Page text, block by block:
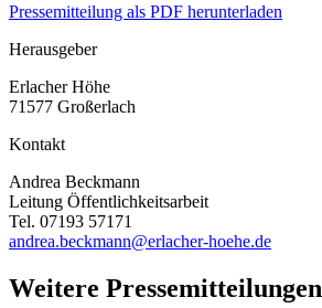
Pressemitteilung als PDF herunterladen
Herausgeber
Erlacher Höhe
71577 Großerlach
Kontakt
Andrea Beckmann
Leitung Öffentlichkeitsarbeit
Tel. 07193 57171
andrea.beckmann@erlacher-hoehe.de
Weitere Pressemitteilungen